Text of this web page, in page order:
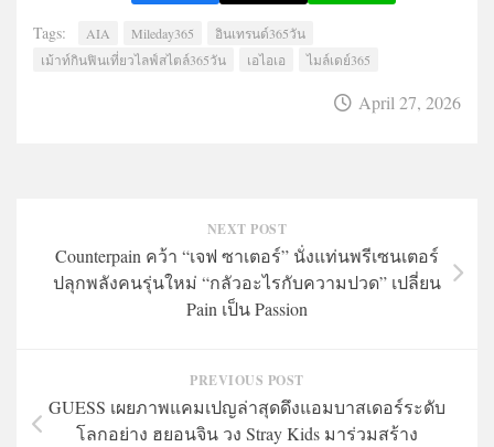
Tags: AIA Mileday365
อินเทรนด์365วัน
เม้าท์กินฟินเที่ยวไลฟ์สไตล์365วัน
เอไอเอ ไมล์เดย์365
April 27, 2026
NEXT POST
Counterpain คว้า “เจฟ ซาเตอร์” นั่งแท่นพรีเซนเตอร์
ปลุกพลังคนรุ่นใหม่ “กลัวอะไรกับความปวด” เปลี่ยน
Pain เป็น Passion
PREVIOUS POST
GUESS เผยภาพแคมเปญล่าสุดดึงแอมบาสเดอร์ระดับ
โลกอย่าง ฮยอนจิน วง Stray Kids มาร่วมสร้าง